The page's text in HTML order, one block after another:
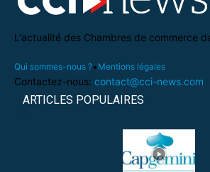
L'actualité des Chambres de commerce
Qui sommes-nous ?• Mentions légales
Contactez-nous: contact@cci-news.com
ARTICLES POPULAIRES